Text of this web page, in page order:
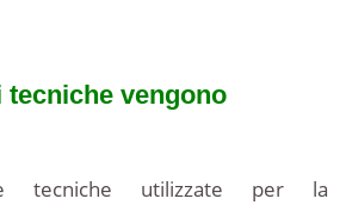
tecniche vengono
tecniche utilizzate per la